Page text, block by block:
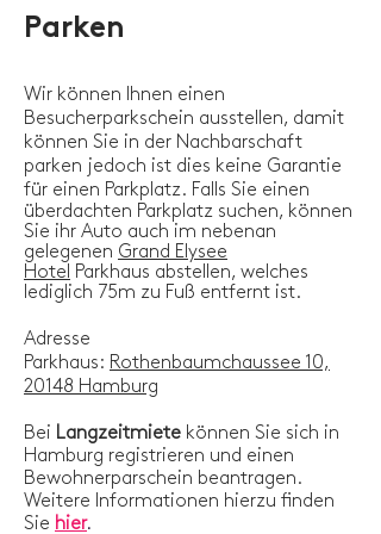
Parken
Wir können Ihnen einen
Besucherparkschein ausstellen, damit
können Sie in der Nachbarschaft
parken jedoch ist dies keine Garantie
für einen Parkplatz. Falls Sie einen
überdachten Parkplatz suchen, können
Sie ihr Auto auch im nebenan
gelegenen Grand Elysee
Hotel
Parkhaus abstellen, welches
lediglich 75m zu Fuß entfernt ist.
Adresse
Parkhaus: Rothenbaumchaussee 10,
20148 Hamburg
Bei Langzeitmiete können Sie sich in
Hamburg registrieren und einen
Bewohnerparschein beantragen.
Weitere Informationen hierzu finden
Sie hier.